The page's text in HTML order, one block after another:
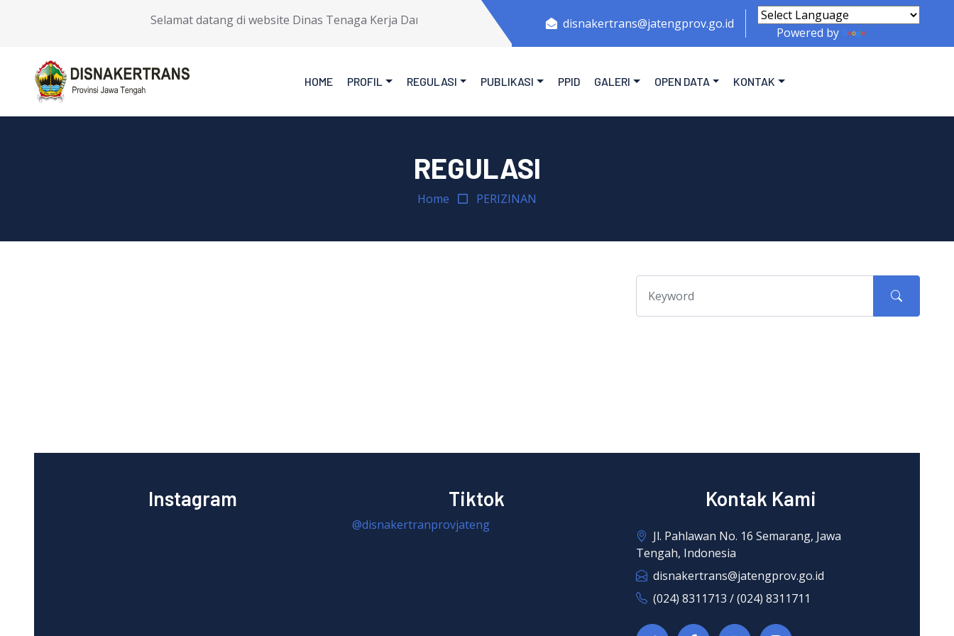
Selamat datang di website Dinas Tenaga Kerja Dan Transmigrasi Provinsi Jawa Tengah.disnakertrans@jatengprov.go.id
Powered by
HOME PROFIL REGULASI PUBLIKASI PPID GALERI OPEN DATA KONTAK
REGULASI
Home PERIZINAN
Instagram Tiktok
@disnakertranprovjateng
Kontak Kami
Jl. Pahlawan No. 16 Semarang, Jawa
Tengah, Indonesia
disnakertrans@jatengprov.go.id
(024) 8311713 / (024) 8311711